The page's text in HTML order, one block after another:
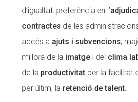
d’igualtat: preferència en l’
contractes de les
accés a ajuts i subvencions;
millora de la imatgei del clima
de laproductivitatper la facilitat
per últim, la retenció de talent.